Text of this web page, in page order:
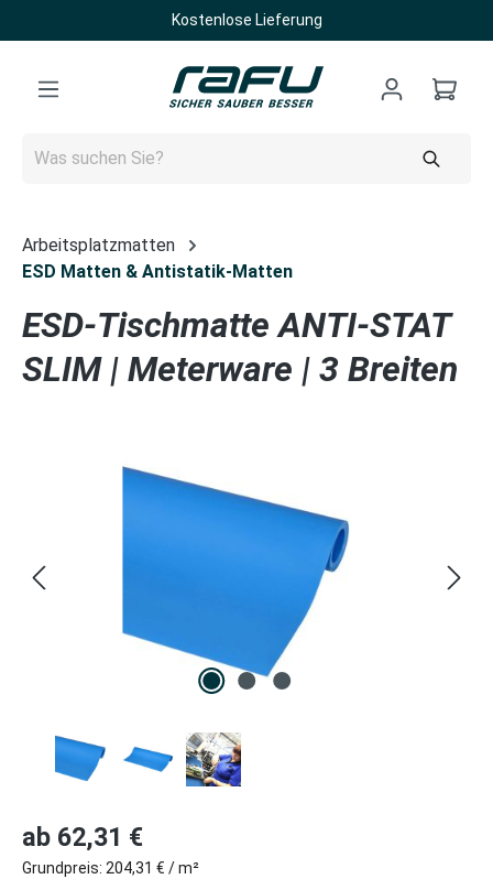
Zum Hauptinhalt springenKostenlose Lieferung
Arbeitsplatzmatten
ESD Matten & Antistatik-Matten
ESD-Tischmatte ANTI-STAT
SLIM | Meterware | 3 Breiten
Bildergalerie überspringen
Regulärer Preis:
ab 62,31 €
Grundpreis: 204,31 € / m²